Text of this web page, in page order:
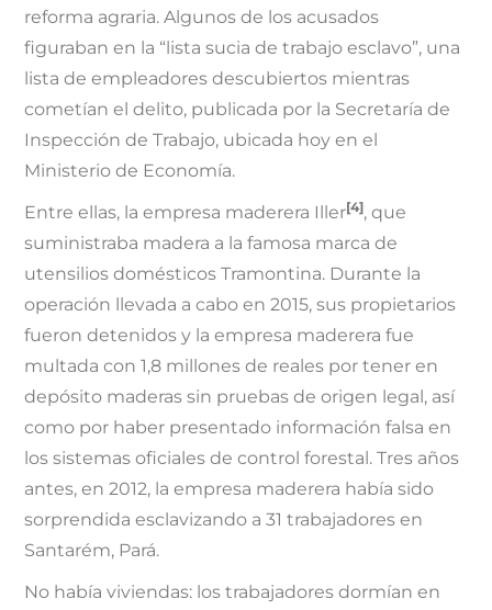
reforma agraria. Algunos de los acusados
figuraban en la “lista sucia de trabajo esclavo”, una
lista de empleadores descubiertos mientras
cometían el delito, publicada por la Secretaría de
Inspección de Trabajo, ubicada hoy en el
Ministerio de Economía.
Entre ellas, la empresa maderera Iller[4], que
suministraba madera a la famosa marca de
utensilios domésticos Tramontina. Durante la
operación llevada a cabo en 2015, sus propietarios
fueron detenidos y la empresa maderera fue
multada con 1,8 millones de reales por tener en
depósito maderas sin pruebas de origen legal, así
como por haber presentado información falsa en
los sistemas oficiales de control forestal. Tres años
antes, en 2012, la empresa maderera había sido
sorprendida esclavizando a 31 trabajadores en
Santarém, Pará.
No había viviendas: los trabajadores dormían en